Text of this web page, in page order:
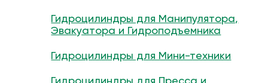
Гидроцилиндры для Манипулятора,
Эвакуатора и Гидроподъемника
Гидроцилиндры для Мини-техники